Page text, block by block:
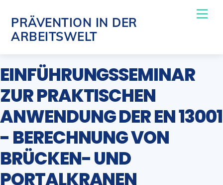
content
PRÄVENTION IN DER
ARBEITSWELT
EINFÜHRUNGSSEMINAR
ZUR PRAKTISCHEN
ANWENDUNG DER EN 13001
- BERECHNUNG VON
BRÜCKEN- UND
PORTALKRANEN